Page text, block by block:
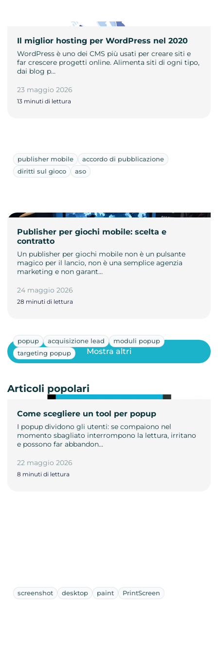
Il miglior hosting per WordPress nel 2020
WordPress è uno dei CMS più usati per creare siti e
far crescere progetti online. Alimenta siti di ogni tipo,
dai blog p…
23 maggio 2026
13 minuti di lettura
publisher mobile
accordo di pubblicazione
diritti sul gioco
aso
Publisher per giochi mobile: scelta e
contratto
Un publisher per giochi mobile non è un pulsante
magico per il lancio, non è una semplice agenzia
marketing e non garant…
24 maggio 2026
28 minuti di lettura
popup acquisizione lead
moduli popup
targeting popup
Come scegliere un tool per popup
I popup dividono gli utenti: se compaiono nel
momento sbagliato interrompono la lettura, irritano
e possono far abbandon…
22 maggio 2026
8 minuti di lettura
Mostra altri
Articoli popolari
screenshot desktop paint PrintScreen